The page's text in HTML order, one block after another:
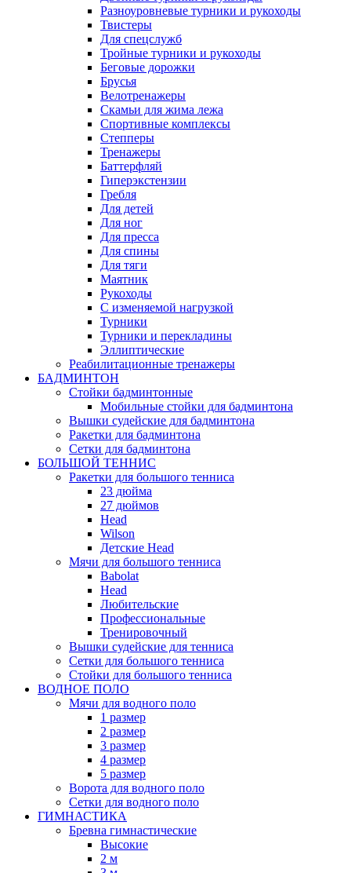
Разноуровневые турники и рукоходы
Твистеры
Для спецслужб
Тройные турники и рукоходы
Беговые дорожки
Брусья
Велотренажеры
Скамьи для жима лежа
Спортивные комплексы
Степперы
Тренажеры
Баттерфляй
Гиперэкстензии
Гребля
Для детей
Для ног
Для пресса
Для спины
Для тяги
Маятник
Рукоходы
С изменяемой нагрузкой
Турники
Турники и перекладины
Эллиптические
Реабилитационные тренажеры
БАДМИНТОН
Стойки бадминтонные
Мобильные стойки для бадминтона
Вышки судейские для бадминтона
Ракетки для бадминтона
Сетки для бадминтона
БОЛЬШОЙ ТЕННИС
Ракетки для большого тенниса
23 дюйма
27 дюймов
Head
Wilson
Детские Head
Мячи для большого тенниса
Babolat
Head
Любительские
Профессиональные
Тренировочный
Вышки судейские для тенниса
Сетки для большого тенниса
Стойки для большого тенниса
ВОДНОЕ ПОЛО
Мячи для водного поло
1 размер
2 размер
3 размер
4 размер
5 размер
Ворота для водного поло
Сетки для водного поло
ГИМНАСТИКА
Бревна гимнастические
Высокие
2 м